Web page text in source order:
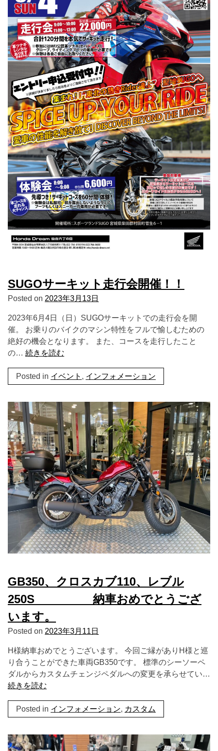
SUGOサーキット走行会開催！！
Posted on 2023年3月13日
2023年6月4日（日）SUGOサーキットでの走行会を開
催。 お乗りのバイクのマシン特性をフルで愉しむための
絶好の機会となります。 また、コースを走行したこと
の… 続きを読む
Posted in イベント , インフォメーション
GB350、クロスカブ110、レブル
250S 納車おめでとうござ
います。
Posted on 2023年3月11日
H様納車おめでとうございます。 今回ご縁がありH様と巡
り合うことができた車両GB350です。 標準のシーソーペ
ダルからカスタムチェンジペダルへの変更を承らせてい…
続きを読む
Posted in インフォメーション, カスタム